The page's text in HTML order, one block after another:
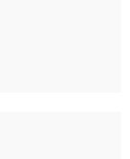
程开发者优先；